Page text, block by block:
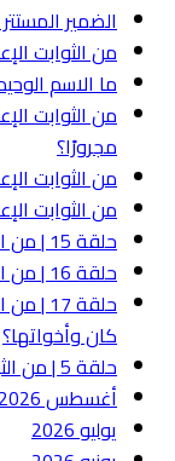
الضمير
من الثوابت
ما الاسم
من الثوابت
مجرورًا؟
من الثوابت الإعرابية | 90% لا
من الثوابت
حلقة 15 | من الثوابت الإعرابية |
حلقة 16 | من الثوابت الإعرابية | ما الأفعال التي لا فاعل لها ؟
حلقة
كان وأخواتها؟
حلقة 5 | من الثوابت الإعرابية | ما أنواع قد؟
أغسطس 2026
يوليو 2026